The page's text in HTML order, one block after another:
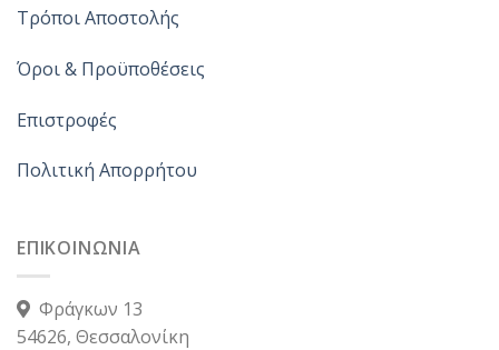
Τρόποι Αποστολής
Όροι & Προϋποθέσεις
Επιστροφές
Πολιτική Απορρήτου
ΕΠΙΚΟΙΝΩΝΙΑ
Φράγκων 13
54626, Θεσσαλονίκη